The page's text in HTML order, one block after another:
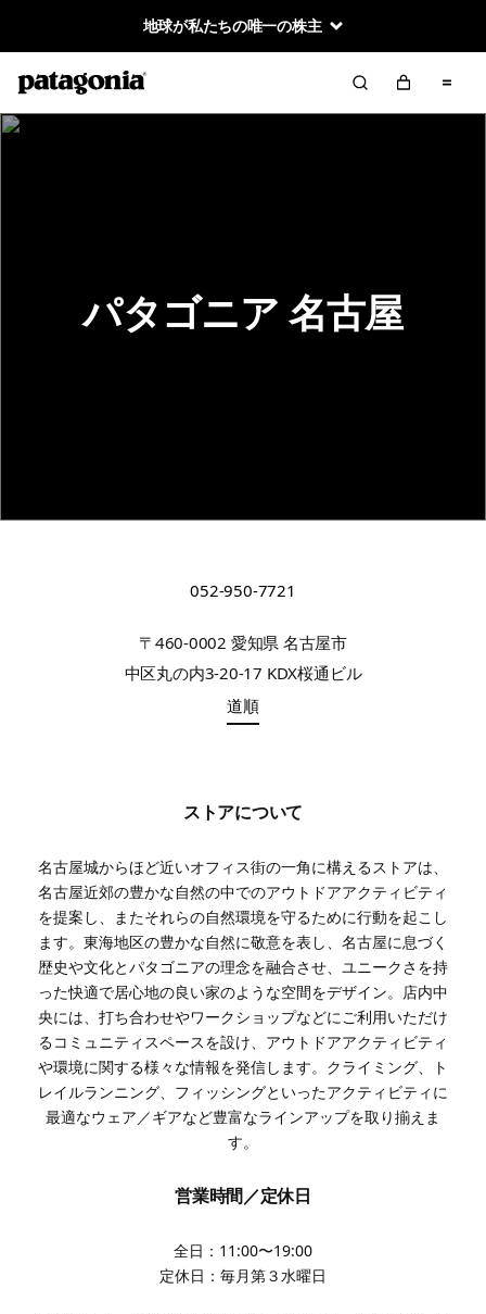
地球が私たちの唯一の株主
パタゴニア 名古屋
052-950-7721
〒460-0002 愛知県 名古屋市
中区丸の内3-20-17 KDX桜通ビル
道順
ストアについて
名古屋城からほど近いオフィス街の一角に構えるストアは、
名古屋近郊の豊かな自然の中でのアウトドアアクティビティ
を提案し、またそれらの自然環境を守るために行動を起こし
ます。東海地区の豊かな自然に敬意を表し、名古屋に息づく
歴史や文化とパタゴニアの理念を融合させ、ユニークさを持
った快適で居心地の良い家のような空間をデザイン。店内中
央には、打ち合わせやワークショップなどにご利用いただけ
るコミュニティスペースを設け、アウトドアアクティビティ
や環境に関する様々な情報を発信します。クライミング、ト
レイルランニング、フィッシングといったアクティビティに
最適なウェア／ギアなど豊富なラインアップを取り揃えま
す。
営業時間／定休日
全日：11:00〜19:00
定休日：毎月第３水曜日